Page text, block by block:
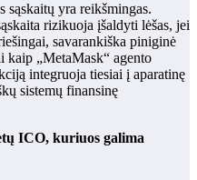
sąskaitų yra reikšmingas.
rizikuoja įšaldyti lėšas, jei
savarankiška piniginė
kaip „MetaMask“ agento
integruoja tiesiai į aparatinę
sistemų finansinę
ICO, kuriuos galima